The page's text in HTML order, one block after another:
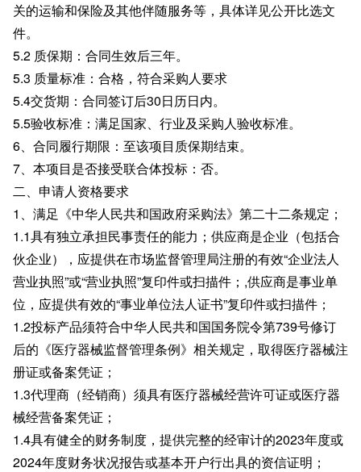
关的运输和保险及其他伴随服务等，具体详见公开比选文
件。
5.2 质保期：合同生效后三年。
5.3 质量标准：合格，符合采购人要求
5.4交货期：合同签订后30日历日内。
5.5验收标准：满足国家、行业及采购人验收标准。
6、合同履行期限：至该项目质保期结束。
7、本项目是否接受联合体投标：否。
二、申请人资格要求
1、满足《中华人民共和国政府采购法》第二十二条规定；
1.1具有独立承担民事责任的能力；供应商是企业（包括合
伙企业），应提供在市场监督管理局注册的有效“企业法人
营业执照”或“营业执照”复印件或扫描件；,供应商是事业单
位，应提供有效的“事业单位法人证书”复印件或扫描件；
1.2投标产品须符合中华人民共和国国务院令第739号修订
后的《医疗器械监督管理条例》相关规定，取得医疗器械注
册证或备案凭证；
1.3代理商（经销商）须具有医疗器械经营许可证或医疗器
械经营备案凭证；
1.4具有健全的财务制度，提供完整的经审计的2023年度或
2024年度财务状况报告或基本开户行出具的资信证明；